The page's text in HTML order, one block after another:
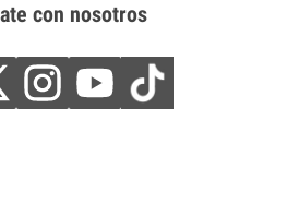
con nosotros